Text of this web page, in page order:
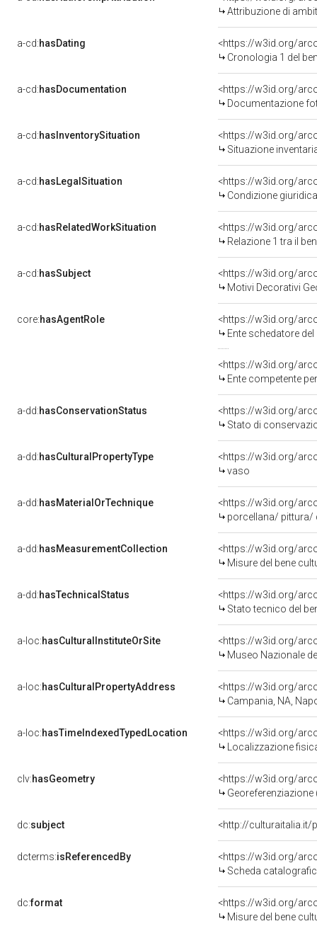
Attribuzione di
a-cd:hasDating
<https://w3id.org/
Cronologia 1 del
a-cd:hasDocumentation
Documentazione
a-cd:hasInventorySituation
<https://w3id.org/
Situazione
a-cd:hasLegalSituation
Condizione
a-cd:hasRelatedWorkSituation
<https://w3id.org/
Relazione 1 tra il
a-cd:hasSubject
<https://w3id.org/
Motivi Decorativi
core:hasAgentRole
<https://w3id.org/
Ente schedatore
<https://w3id.org/
Ente competente per
a-dd:hasConservationStatus
<https://w3id.org/
Stato di
a-dd:hasCulturalPropertyType
<https://w3id.org/
vaso
a-dd:hasMaterialOrTechnique
<https://w3id.org/
porcellana/ pittura/
a-dd:hasMeasurementCollection
<https://w3id.org/
Misure del bene
a-dd:hasTechnicalStatus
<https://w3id.org/
Stato tecnico del
a-loc:hasCulturalInstituteOrSite
<https://w3id.org/
Museo Nazionale
a-loc:hasCulturalPropertyAddress
<https://w3id.org/
Campania, NA,
a-loc:hasTimeIndexedTypedLocation
<https://w3id.org/
Localizzazione
clv:hasGeometry
<https://w3id.org/
dc:subject <http://culturaitalia.it/
dcterms:isReferencedBy
<https://w3id.org/
Scheda
dc:format
<https://w3id.org/
Misure del bene